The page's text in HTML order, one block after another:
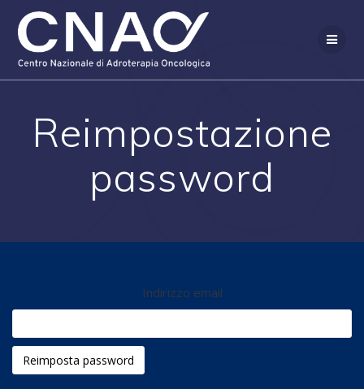
al
contenuto
Reimpostazione
password
Indirizzo email